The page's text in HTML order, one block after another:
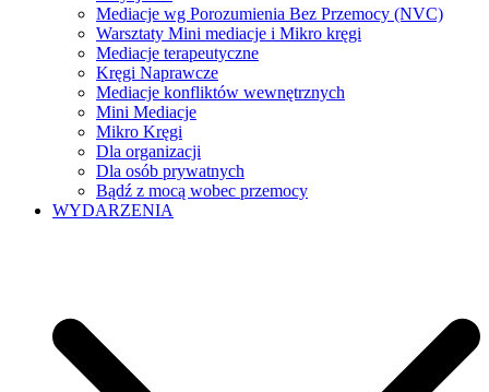
Mediacje wg Porozumienia Bez Przemocy (NVC)
Warsztaty Mini mediacje i Mikro kręgi
Mediacje terapeutyczne
Kręgi Naprawcze
Mediacje konfliktów wewnętrznych
Mini Mediacje
Mikro Kręgi
Dla organizacji
Dla osób prywatnych
Bądź z mocą wobec przemocy
WYDARZENIA